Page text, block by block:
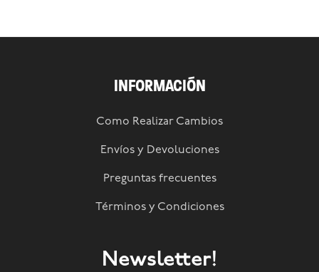
INFORMACIÓN
Como Realizar Cambios
Envíos y Devoluciones
Preguntas frecuentes
Términos y Condiciones
Newsletter!